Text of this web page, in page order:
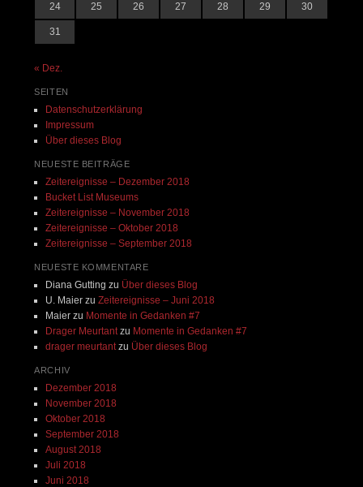
24 25 26 27 28 29 30
31
« Dez.
SEITEN
Datenschutzerklärung
Impressum
Über dieses Blog
NEUESTE BEITRÄGE
Zeitereignisse – Dezember 2018
Bucket List Museums
Zeitereignisse – November 2018
Zeitereignisse – Oktober 2018
Zeitereignisse – September 2018
NEUESTE KOMMENTARE
Diana Gutting zu Über dieses Blog
U. Maierzu Zeitereignisse – Juni 2018
Maierzu Momente in Gedanken #7
Drager Meurtantzu Momente in Gedanken #7
drager meurtantzu Über dieses Blog
ARCHIV
Dezember 2018
November 2018
Oktober 2018
September 2018
August 2018
Juli 2018
Juni 2018